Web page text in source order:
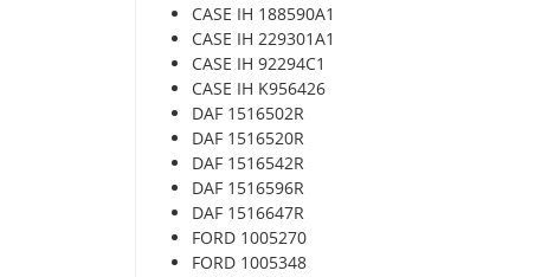
CASE IH 188590A1
CASE IH 229301A1
CASE IH 92294C1
CASE IH K956426
DAF 1516502R
DAF 1516520R
DAF 1516542R
DAF 1516596R
DAF 1516647R
FORD 1005270
FORD 1005348